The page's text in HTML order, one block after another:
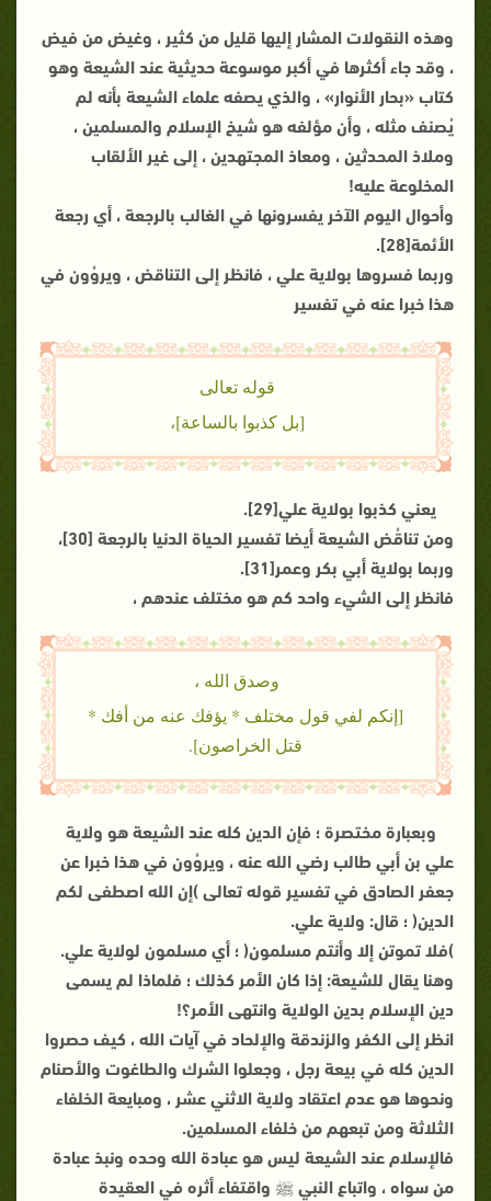
وهذه النقولات المشار إليها قليل من كثير ، وغيض من فيض
، وقد جاء أكثرها في أكبر موسوعة حديثية عند الشيعة وهو
كتاب «بحار الأنوار» ، والذي يصفه علماء الشيعة بأنه لم
يُصنف مثله ، وأن مؤلفه هو شيخ الإسلام والمسلمين ،
وملاذ المحدثين ، ومعاذ المجتهدين ، إلى غير الألقاب
المخلوعة عليه!
وأحوال اليوم الآخر يفسرونها في الغالب بالرجعة ، أي رجعة
الأئمة[28].
وربما فسروها بولاية علي ، فانظر إلى التناقض ، ويروُون في
هذا خبرا عنه في تفسير
قوله تعالى
[بل كذبوا بالساعة]،
يعني كذبوا بولاية علي[29].
ومن تناقُض الشيعة أيضا تفسير الحياة الدنيا بالرجعة [30]،
وربما بولاية أبي بكر وعمر[31].
فانظر إلى الشيء واحد كم هو مختلف عندهم ،
وصدق الله ،
[إنكم لفي قول مختلف * يؤفك عنه من أفك *
قتل الخراصون].
وبعبارة مختصرة ؛ فإن الدين كله عند الشيعة هو ولاية
علي بن أبي طالب رضي الله عنه ، ويروُون في هذا خبرا عن
جعفر الصادق في تفسير قوله تعالى )إن الله اصطفى لكم
الدين( ؛ قال: ولاية علي.
)فلا تموتن إلا وأنتم مسلمون( ؛ أي مسلمون لولاية علي.
وهنا يقال للشيعة: إذا كان الأمر كذلك ؛ فلماذا لم يسمى
دين الإسلام بدين الولاية وانتهى الأمر؟!
انظر إلى الكفر والزندقة والإلحاد في آيات الله ، كيف حصروا
الدين كله في بيعة رجل ، وجعلوا الشرك والطاغوت والأصنام
ونحوها هو عدم اعتقاد ولاية الاثني عشر ، ومبايعة الخلفاء
الثلاثة ومن تبعهم من خلفاء المسلمين.
فالإسلام عند الشيعة ليس هو عبادة الله وحده ونبذ عبادة
من سواه ، واتباع النبي ﷺ واقتفاء أثره في العقيدة